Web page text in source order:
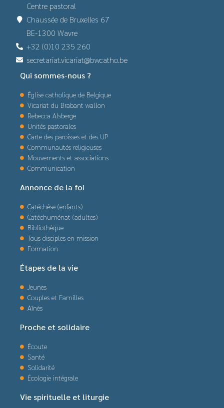
Centre pastoral
Chaussée de Bruxelles 67
BE-1300 Wavre
+32 (0)10 235 260
secretariat.vicariat@bwcatho.be
Qui sommes-nous ?
Église catholique de Belgique
Vicariat du Brabant wallon
Rebecca Alsberge
Unités pastorales
Carte des paroisses et des UP
Communautés religieuses
Mouvements et associations
Communication
Annonce de la foi
Catéchèse (enfants)
Catéchuménat (adultes)
Bibliothèque
Tous disciples en mission
Formation
Étapes de la vie
Jeunes
Couples et Familles
Aînés
Proche et solidaire
Écoute
Santé
Solidarité
Écologie intégrale
Vie spirituelle et liturgie